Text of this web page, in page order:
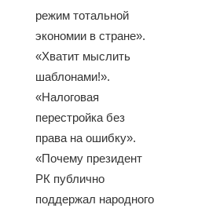
режим тотальной
экономии в стране».
«Хватит мыслить
шаблонами!».
«Налоговая
перестройка без
права на ошибку».
«Почему президент
РК публично
поддержал народного